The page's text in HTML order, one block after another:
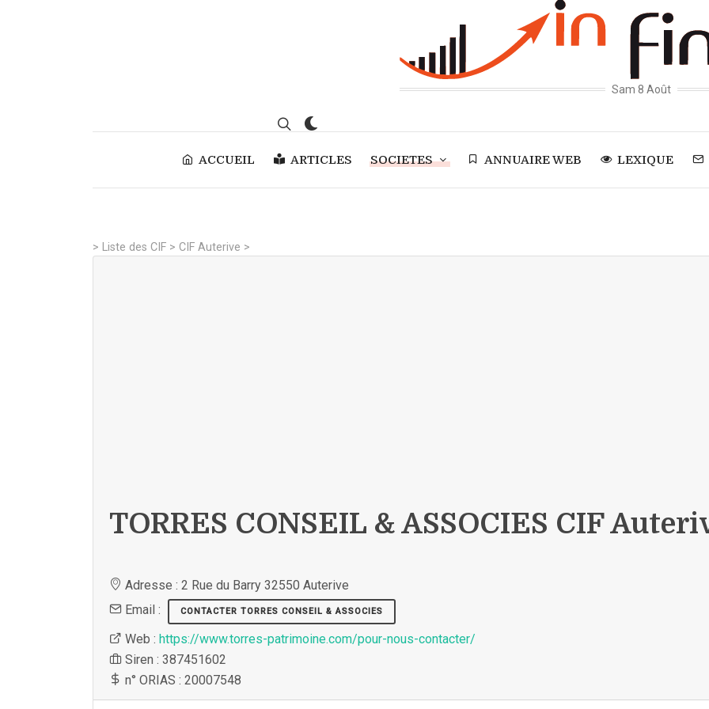
Sam 8 Août
ACCUEIL ARTICLES SOCIETES ANNUAIRE WEB LEXIQUE
> Liste des CIF > CIF Auterive >
TORRES CONSEIL & ASSOCIES CIF
Adresse : 2 Rue du Barry 32550 Auterive
Email :
CONTACTER TORRES CONSEIL & ASSOCIES
Web : https://www.torres-patrimoine.com/pour-nous-contacter/
Siren : 387451602
n° ORIAS : 20007548